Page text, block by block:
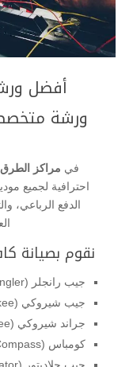
أفضل
ورشة
في مراكز
احترافية لجميع
الدفع الرباعي،
نقوم بصيانة
جيب رانجلر (Wrangler)
جيب شيروكي (Cherokee)
جراند شيروكي (Grand Cherokee)
كومباس (Compass)
جيب جلاديتور (Gladiator)